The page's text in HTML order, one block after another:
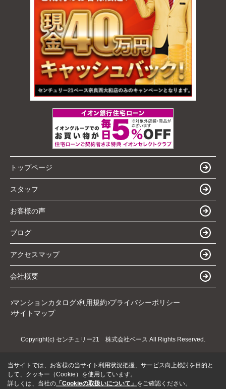
トップページ
スタッフ
お客様の声
ブログ
アクセスマップ
会社概要
マンションカタログ 利用規約 プライバシーポリシー
サイトマップ
Copyright(c) センチュリー21 株式会社ベース All Rights Reserved.
当サイトでは、お客様の当サイト利用状況把握、サービス向上検討を目的と
して、クッキー（Cookie）を使用しています。
詳しくは、当社の 「Cookieの取扱いについて」 をご確認ください。